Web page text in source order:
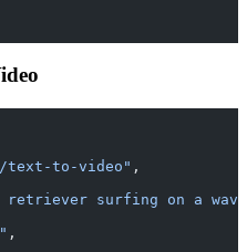
text-to-video"
,
retriever surfing on a
,